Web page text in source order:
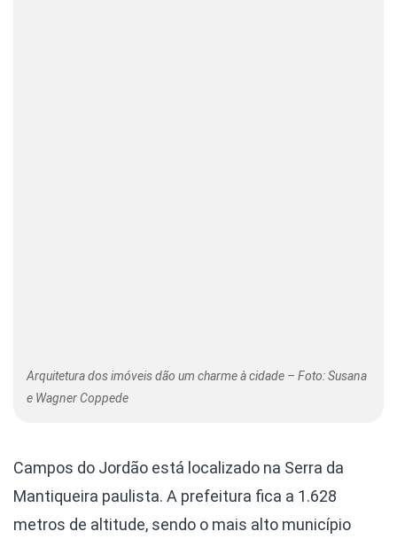
Arquitetura dos imóveis dão um charme à cidade – Foto: Susana
e Wagner Coppede
Campos do Jordão está localizado na Serra da
Mantiqueira paulista. A prefeitura fica a 1.628
metros de altitude, sendo o mais alto município